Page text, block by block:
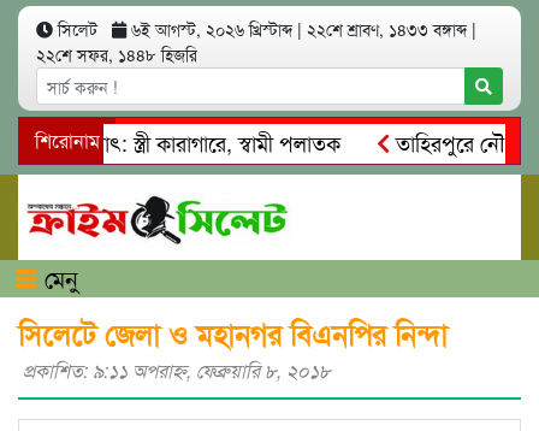
সিলেট ৬ই আগস্ট, ২০২৬ খ্রিস্টাব্দ | ২২শে শ্রাবণ, ১৪৩৩ বঙ্গাব্দ |
২২শে সফর, ১৪৪৮ হিজরি
শিরোনামস্ত্রী কারাগারে, স্বামী পলাতক
তাহিরপুরে নৌ-
মারধর
নগরীতে কোটি টাকার সম্পত্তি দখলের চেষ্টা:
মেনু
সিলেটে জেলা ও মহানগর বিএনপির নিন্দা
প্রকাশিত: ৯:১১ অপরাহ্ণ, ফেব্রুয়ারি ৮, ২০১৮